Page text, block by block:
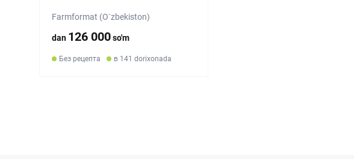
Farmformat (O`zbekiston)
dan 126 000so'm
Без рецепта в 141 dorixonada